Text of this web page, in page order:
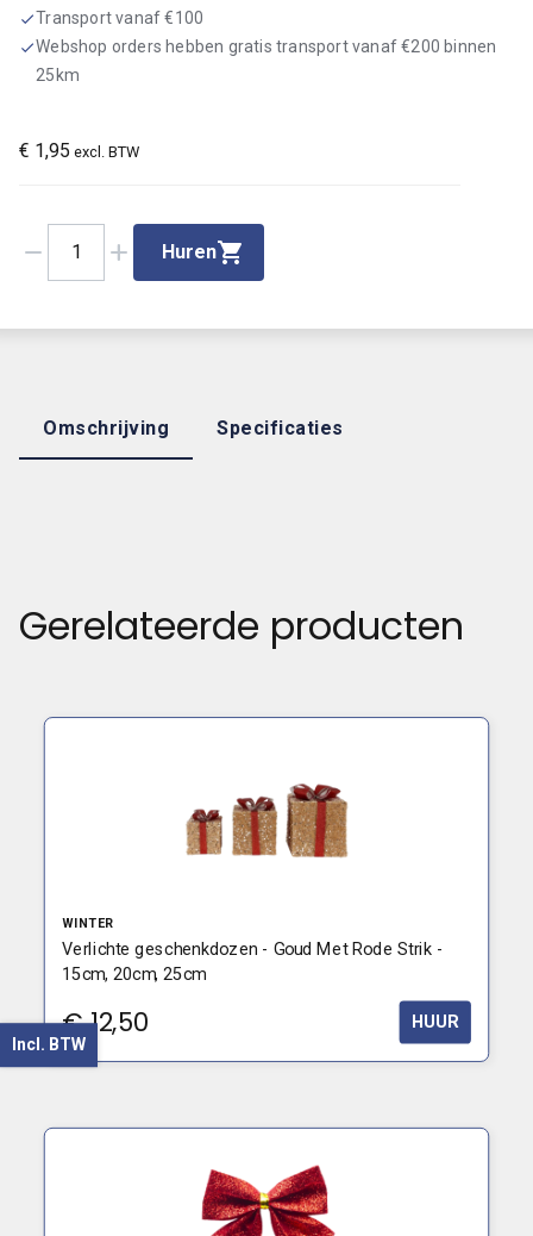
checkTransport vanaf €100
checkWebshop orders hebben gratis transport vanaf €200 binnen
25km
€ 1,95 excl. BTW
remove 1 add Huren
Omschrijving Specificaties
Gerelateerde producten
WINTER
Verlichte geschenkdozen - Goud Met Rode Strik -
15cm, 20cm, 25cm
€12,50 HUUR
Incl. BTW